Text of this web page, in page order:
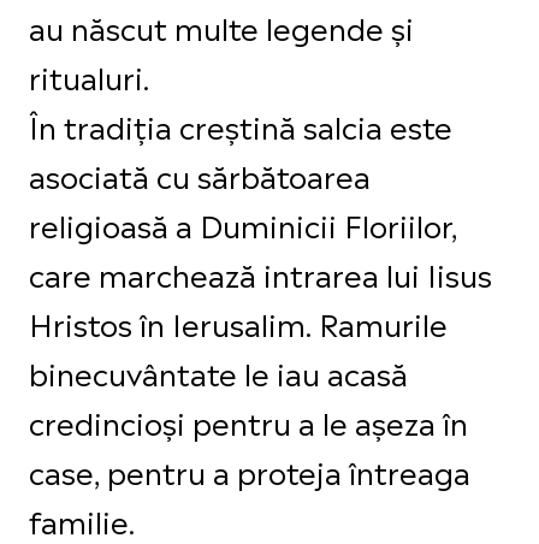
au născut multe legende și
ritualuri.
În tradiția creștină salcia este
asociată cu sărbătoarea
religioasă a Duminicii Floriilor,
care marchează intrarea lui Iisus
Hristos în Ierusalim. Ramurile
binecuvântate le iau acasă
credincioși pentru a le așeza în
case, pentru a proteja întreaga
familie.